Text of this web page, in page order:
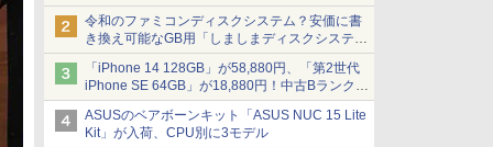
円、水平周波数24.8kHz対応の17型モニターが
9,801円、暑さ指数連動セール ほか
令和のファミコンディスクシステム？安価に書
き換え可能なGB用「しましまディスクシステ
ム」
「iPhone 14 128GB」が58,880円、「第2世代
iPhone SE 64GB」が18,880円！中古Bランク品
セール
ASUSのベアボーンキット「ASUS NUC 15 Lite
Kit」が入荷、CPU別に3モデル